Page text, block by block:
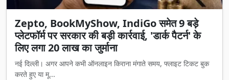
Zepto, BookMyShow, IndiGo समेत 9 बड़े
प्लेटफॉर्म पर सरकार की बड़ी कार्रवाई, 'डार्क पैटर्न' के
लिए लगा 20 लाख का जुर्माना
नई दिल्ली। अगर आपने कभी ऑनलाइन किराना मंगाते समय, फ्लाइट टिकट बुक
करते हुए या मू...